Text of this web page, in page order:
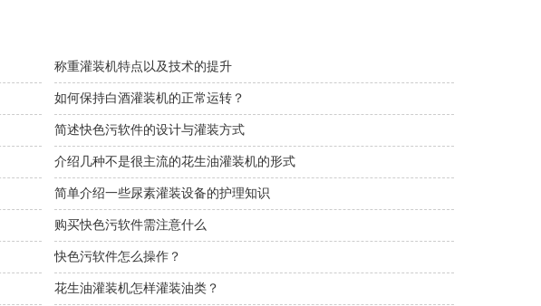
称重灌装机特点以及技术的提升
如何保持白酒灌装机的正常运转？
简述快色污软件的设计与灌装方式
介绍几种不是很主流的花生油灌装机的形式
简单介绍一些尿素灌装设备的护理知识
购买快色污软件需注意什么
快色污软件怎么操作？
花生油灌装机怎样灌装油类？